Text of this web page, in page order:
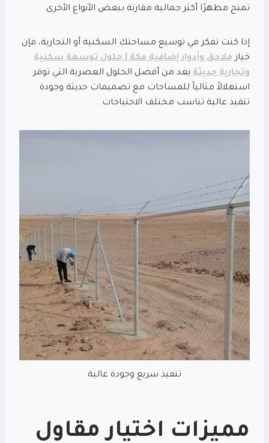
تمنح مظهرًا أكثر جمالية مقارنة ببعض الأنواع الأخرى.
إذا كنت تفكر في توسيع مساحتك السكنية أو التجارية، فإن
خيارملاحق وأدوار إضافية مكة | حلول توسعة سكنية
وتجارية حديثة يعد من أفضل الحلول العصرية التي توفر
استغلالاً مثالياً للمساحات مع تصميمات حديثة وجودة
تنفيذ عالية تناسب مختلف الاحتياجات.
تنفيذ سريع وجودة عالية
مميزات اختيار مقاول